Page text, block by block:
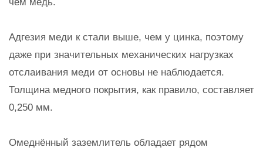
Адгезия меди к стали выше, чем у цинка, поэтому
даже при значительных механических нагрузках
отслаивания меди от основы не наблюдается.
Толщина медного покрытия, как правило, составляет
0,250 мм.
Омеднённый заземлитель обладает рядом